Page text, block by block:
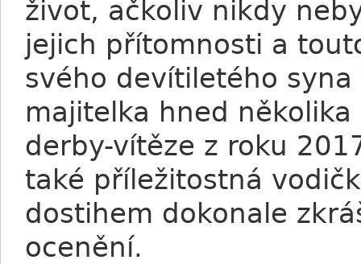
život, ačkoliv nikdy
jejich přítomnosti a
svého devítiletého syna
majitelka hned
derby-vítěze z roku
také příležitostná
dostihem dokonale
ocenění.